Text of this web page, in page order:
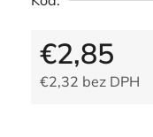
€2,85
€2,32 bez DPH